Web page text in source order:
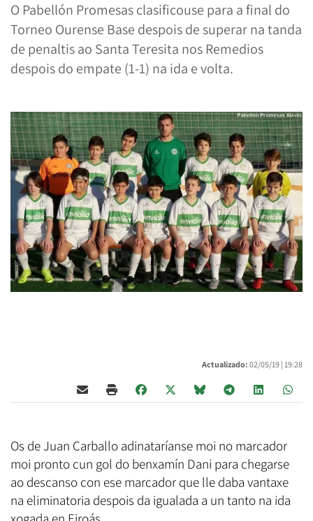
O Pabellón Promesas clasificouse para a final do
Torneo Ourense Base despois de superar na tanda
de penaltis ao Santa Teresita nos Remedios
despois do empate (1-1) na ida e volta.
Actualizado: 02/05/19 | 19:28
Os de Juan Carballo adinataríanse moi no marcador
moi pronto cun gol do benxamín Dani para chegarse
ao descanso con ese marcador que lle daba vantaxe
na eliminatoria despois da igualada a un tanto na ida